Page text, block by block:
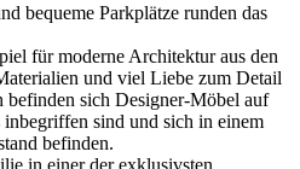
bequeme Parkplätze runden das
für moderne Architektur aus den
und viel Liebe zum Detail
sich Designer-Möbel auf
sind und sich in einem
befinden.
in einer der exklusivsten